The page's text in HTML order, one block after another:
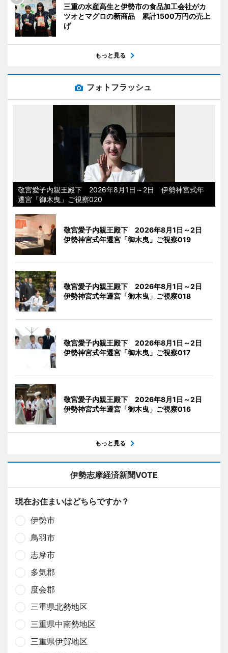
三重の水産高生と伊勢市の食品加工会社がカ
ツオとマグロの新商品 累計1500万円の売上
げ
もっと見る
フォトフラッシュ
敬宮愛子内親王殿下 2026年8月1日～2日 伊勢神宮式年
遷宮「御木曳」ご視察020
敬宮愛子内親王殿下 2026年8月1日～2日
伊勢神宮式年遷宮「御木曳」ご視察019
敬宮愛子内親王殿下 2026年8月1日～2日
伊勢神宮式年遷宮「御木曳」ご視察018
敬宮愛子内親王殿下 2026年8月1日～2日
伊勢神宮式年遷宮「御木曳」ご視察017
敬宮愛子内親王殿下 2026年8月1日～2日
伊勢神宮式年遷宮「御木曳」ご視察016
もっと見る
伊勢志摩経済新聞VOTE
現在お住まいはどちらですか？
伊勢市
鳥羽市
志摩市
多気郡
度会郡
三重県北勢地区
三重県中南勢地区
三重県伊賀地区